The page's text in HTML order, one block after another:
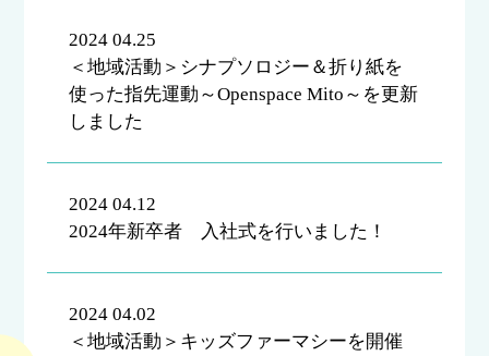
2024 04.25
＜地域活動＞シナプソロジー＆折り紙を
使った指先運動～Openspace Mito～を更新
しました
2024 04.12
2024年新卒者 入社式を行いました！
2024 04.02
＜地域活動＞キッズファーマシーを開催